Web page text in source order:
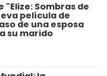
"Elize: Sombras de
película de
de una esposa
su marido